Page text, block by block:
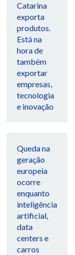
Catarina
exporta
produtos.
Está na
hora de
também
exportar
empresas,
tecnologia
e inovação
Queda na
geração
europeia
ocorre
enquanto
inteligência
artificial,
data
centers e
carros